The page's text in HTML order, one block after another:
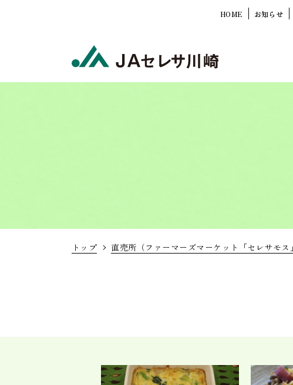
HOME お知らせ
トップ 直売所（ファーマーズマーケット「セレサモス